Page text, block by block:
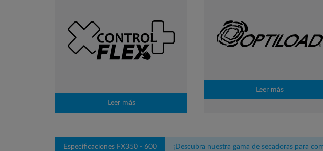
Leer más
Leer más
Especificaciones FX350 - 600 ¡Descubra nuestra gama de secadoras para